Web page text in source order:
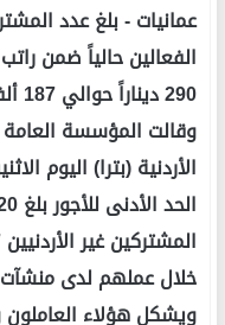
عمانيات -بلغ عدد
الفعالين حالياً ضمن
290 ديناراً حوالي 187 ألفاً و 550 مشتركاً.
وقالت المؤسسة العامة
الأردنية (بترا) اليوم
خلال عملهم لدى